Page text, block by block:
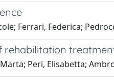
Ferrari, Federica;
rehabilitation
Peri, Elisabetta;